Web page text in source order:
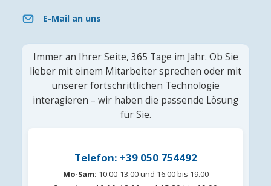
E-Mail an uns
Immer an Ihrer Seite, 365 Tage im Jahr. Ob Sie
lieber mit einem Mitarbeiter sprechen oder mit
unserer fortschrittlichen Technologie
interagieren – wir haben die passende Lösung
für Sie.
Telefon: +39 050 754492
Mo-Sam: 10:00-13:00 und 16.00 bis 19.00